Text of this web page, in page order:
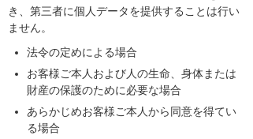
き、第三者に個人データを提供することは行い
ません。
法令の定めによる場合
お客様ご本人および人の生命、身体または
財産の保護のために必要な場合
あらかじめお客様ご本人から同意を得てい
る場合